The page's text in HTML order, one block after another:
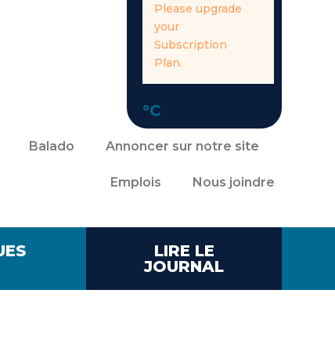
Please upgrade
your
Subscription
Plan.
°C
Balado Annoncer sur notre site
Emplois Nous joindre
LIRE LE
JOURNAL